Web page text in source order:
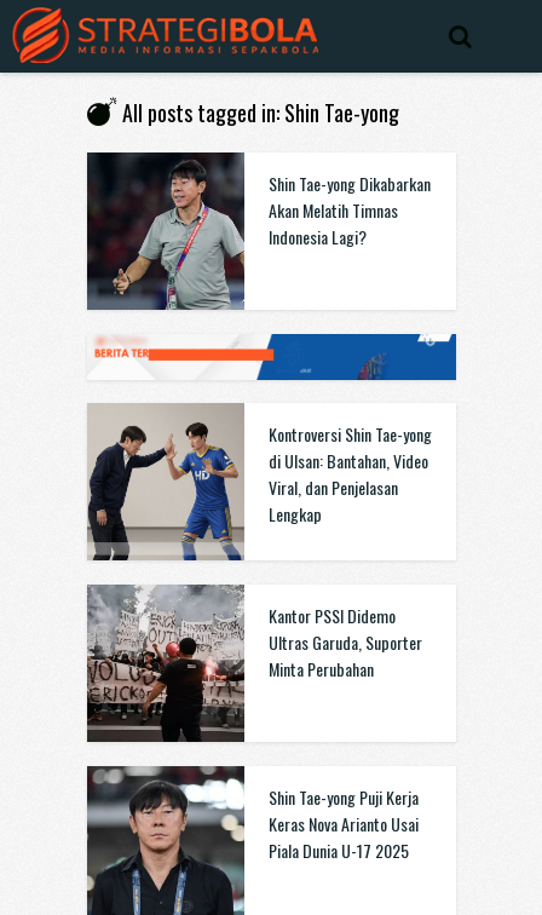
All posts tagged in: Shin Tae-yong
Shin Tae-yong Dikabarkan
Akan Melatih Timnas
Indonesia Lagi?
Kontroversi Shin Tae-yong
di Ulsan: Bantahan, Video
Viral, dan Penjelasan
Lengkap
Kantor PSSI Didemo
Ultras Garuda, Suporter
Minta Perubahan
Shin Tae-yong Puji Kerja
Keras Nova Arianto Usai
Piala Dunia U-17 2025